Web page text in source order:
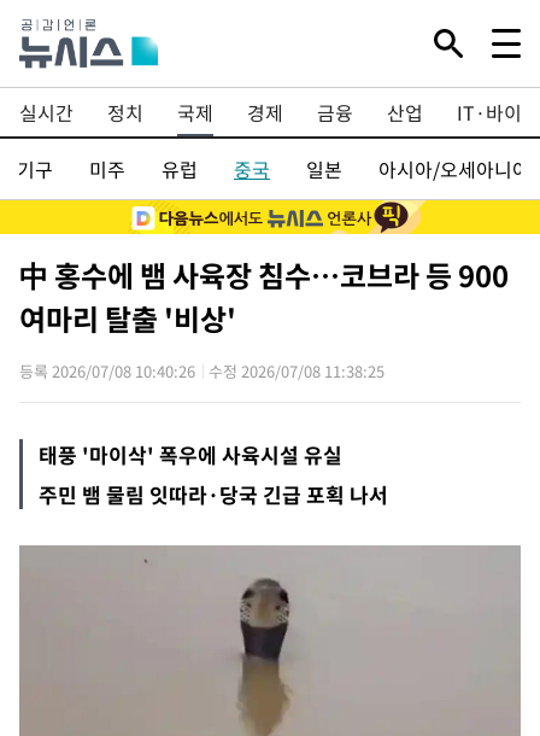
실시간 정치 국제 경제 금융 산업
IT·바이오
기구
미주 유럽 중국 일본 아시아/오세아니아
中 홍수에 뱀 사육장 침수…코브라 등 900
여마리 탈출 '비상'
등록 2026/07/08 10:40:26 수정 2026/07/08 11:38:25
태풍 '마이삭' 폭우에 사육시설 유실
주민 뱀 물림 잇따라·당국 긴급 포획 나서